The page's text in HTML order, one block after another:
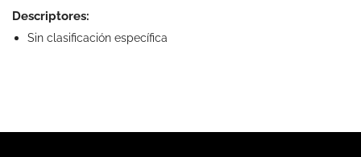
Descriptores:
Sin clasificación específica